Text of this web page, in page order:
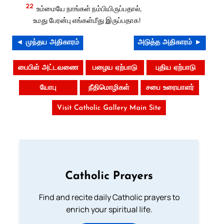
22 உம்மையே நாங்கள் நம்பியிருப்பதால்,
உமது பேரன்பு எங்கள்மீது இருப்பதாக!
◄ முந்தய அதிகாரம் அடுத்த அதிகாரம் ►
பைபிள் அட்டவணை பழைய ஏற்பாடு புதிய ஏற்பாடு
யோபு நீதிமொழிகள் சபை உரையாளர்
Visit Catholic Gallery Main Site
Catholic Prayers
Find and recite daily Catholic prayers to
enrich your spiritual life.